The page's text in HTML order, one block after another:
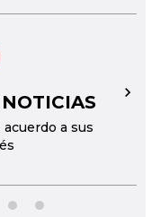
a sus
→